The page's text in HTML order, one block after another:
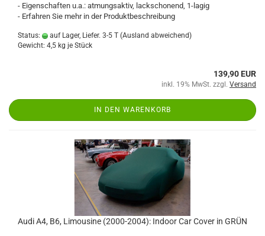
- Eigenschaften u.a.: atmungsaktiv, lackschonend, 1-lagig
- Erfahren Sie mehr in der Produktbeschreibung
Status: auf Lager, Liefer. 3-5 T (Ausland abweichend)
Gewicht: 4,5 kg je Stück
139,90 EUR
inkl. 19% MwSt. zzgl. Versand
IN DEN WARENKORB
Audi A4, B6, Limousine (2000-2004): Indoor Car Cover in GRÜN